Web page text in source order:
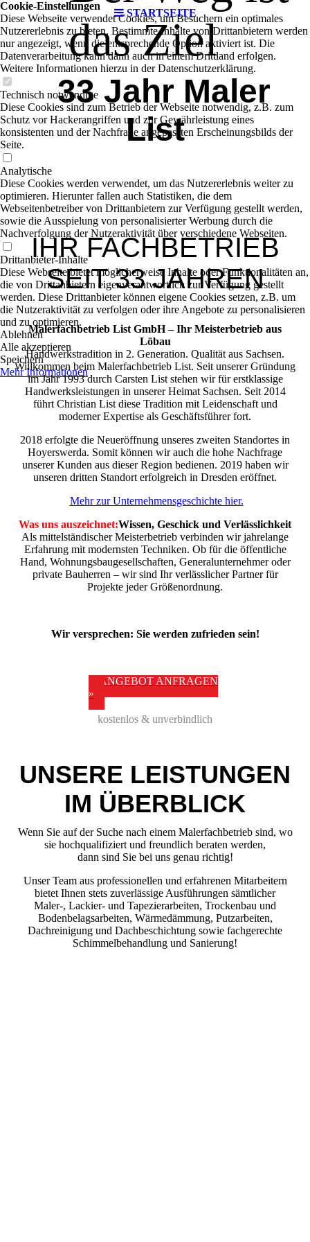
STARTSEITE
das Ziel
33 Jahr Maler
List
IHR FACHBETRIEB
SEIT 33 JAHREN
Malerfachbetrieb List GmbH – Ihr Meisterbetrieb aus
Löbau
Handwerkstradition in 2. Generation. Qualität aus Sachsen.
Willkommen beim Malerfachbetrieb List. Seit unserer Gründung
im Jahr 1993 durch Carsten List stehen wir für erstklassige
Handwerksleistungen in unserer Heimat Sachsen. Seit 2014
führt Christian List diese Tradition mit Leidenschaft und
moderner Expertise als Geschäftsführer fort.
2018 erfolgte die Neueröffnung unseres zweiten Standortes in
Hoyerswerda. Somit können wir auch die hohe Nachfrage
unserer Kunden aus dieser Region bedienen. 2019 haben wir
unseren dritten Standort erfolgreich in Dresden eröffnet.
Mehr zur Unternehmensgeschichte hier.
Was uns auszeichnet:Wissen, Geschick und Verlässlichkeit
Als mittelständischer Meisterbetrieb verbinden wir jahrelange
Erfahrung mit modernsten Techniken. Ob für die öffentliche
Hand, Wohnungsbaugesellschaften, Generalunternehmer oder
private Bauherren – wir sind Ihr verlässlicher Partner für
Projekte jeder Größenordnung.
Wir versprechen: Sie werden zufrieden sein!
ANGEBOT ANFRAGEN
»
kostenlos & unverbindlich
UNSERE LEISTUNGEN
IM ÜBERBLICK
Wenn Sie auf der Suche nach einem Malerfachbetrieb sind, wo
sie hochqualifiziert und freundlich beraten werden,
dann sind Sie bei uns genau richtig!
Unser Team aus professionellen und erfahrenen Mitarbeitern
bietet Ihnen stets zuverlässige Ausführungen sämtlicher
Maler-, Lackier- und Tapezierarbeiten, Trockenbau und
Bodenbelagsarbeiten, Wärmedämmung, Putzarbeiten,
Dachreinigung und Dachbeschichtung sowie fachgerechte
Schimmelbehandlung und Sanierung!
Cookie-Einstellungen
Diese Webseite verwendet Cookies, um Besuchern ein optimales
Nutzererlebnis zu bieten. Bestimmte Inhalte von Drittanbietern werden
nur angezeigt, wenn die entsprechende Option aktiviert ist. Die
Datenverarbeitung kann dann auch in einem Drittland erfolgen.
Weitere Informationen hierzu in der Datenschutzerklärung.
Technisch notwendige
Diese Cookies sind zum Betrieb der Webseite notwendig, z.B. zum
Schutz vor Hackerangriffen und zur Gewährleistung eines
konsistenten und der Nachfrage angepassten Erscheinungsbilds der
Seite.
Analytische
Diese Cookies werden verwendet, um das Nutzererlebnis weiter zu
optimieren. Hierunter fallen auch Statistiken, die dem
Webseitenbetreiber von Drittanbietern zur Verfügung gestellt werden,
sowie die Ausspielung von personalisierter Werbung durch die
Nachverfolgung der Nutzeraktivität über verschiedene Webseiten.
Drittanbieter-Inhalte
Diese Webseite bietet möglicherweise Inhalte oder Funktionalitäten an,
die von Drittanbietern eigenverantwortlich zur Verfügung gestellt
werden. Diese Drittanbieter können eigene Cookies setzen, z.B. um
die Nutzeraktivität zu verfolgen oder ihre Angebote zu personalisieren
und zu optimieren.
Ablehnen
Alle akzeptieren
Speichern
Mehr Informationen